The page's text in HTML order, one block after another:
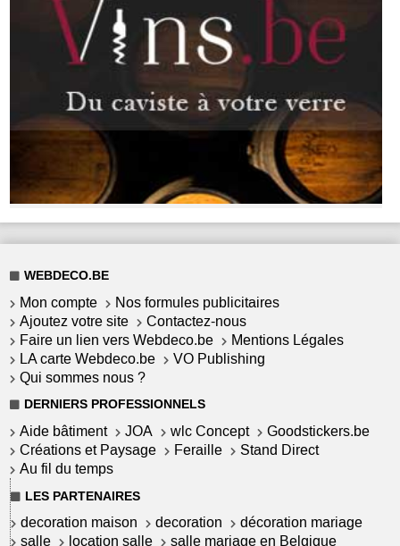
WEBDECO.BE
Mon compte
Nos formules publicitaires
Ajoutez votre site
Contactez-nous
Faire un lien vers Webdeco.be
Mentions Légales
LA carte Webdeco.be
VO Publishing
Qui sommes nous ?
DERNIERS PROFESSIONNELS
Aide bâtiment JOA wlc Concept
Goodstickers.be
Créations et Paysage
Feraille
Stand Direct
Au fil du temps
LES PARTENAIRES
decoration maison decoration
décoration mariage
salle
location salle salle mariage en Belgique